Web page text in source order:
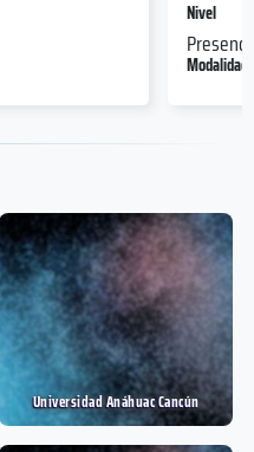
Nivel
Modalidad
Universidad Anáhuac Cancún